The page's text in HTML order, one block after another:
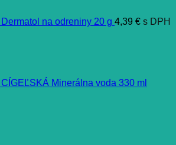
Dermatol na odreniny 20 g 4,39 € s DPH
CÍGEĽSKÁ Minerálna voda 330 ml